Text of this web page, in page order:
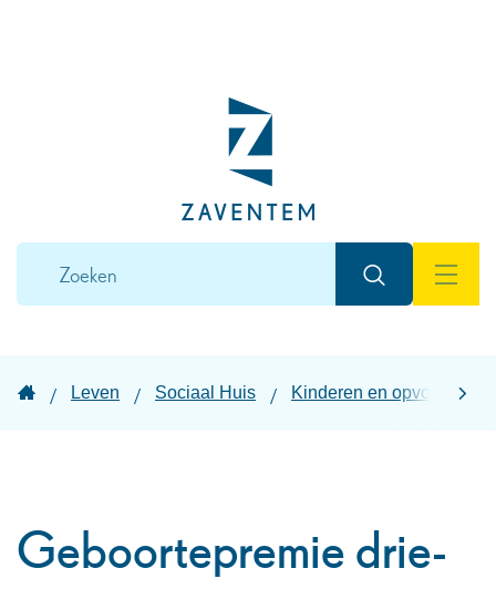
Zaventem
Zoeken
Startpagina
Leven Sociaal Huis Kinderen en opvoeding
Geboortepremie drie-